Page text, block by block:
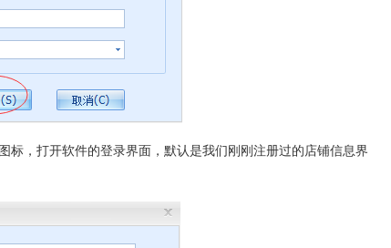
标，打开软件的登录界面，默认是我们刚刚注册过的店铺信息界